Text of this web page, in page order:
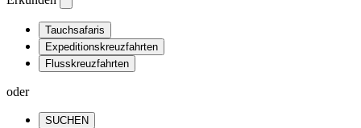
Tauchsafaris
Expeditionskreuzfahrten
Flusskreuzfahrten
oder
SUCHEN